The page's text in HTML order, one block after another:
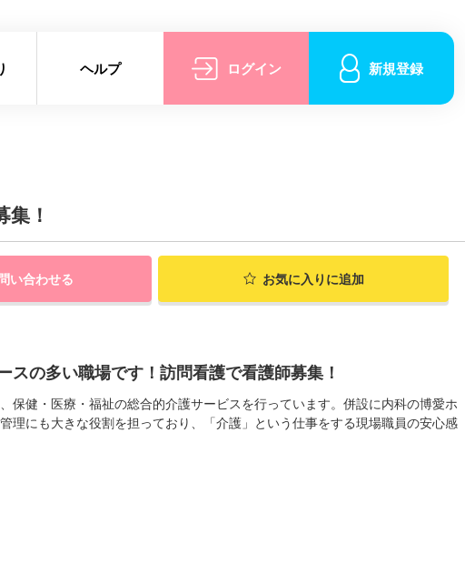
ヘルプ ログイン 新規登録
！
い合わせる お気に入りに追加
の多い職場です！訪問看護で看護師募集！
保健・医療・福祉の総合的介護サービスを行っています。併設に内科の博愛ホ
理にも大きな役割を担っており、「介護」という仕事をする現場職員の安心感